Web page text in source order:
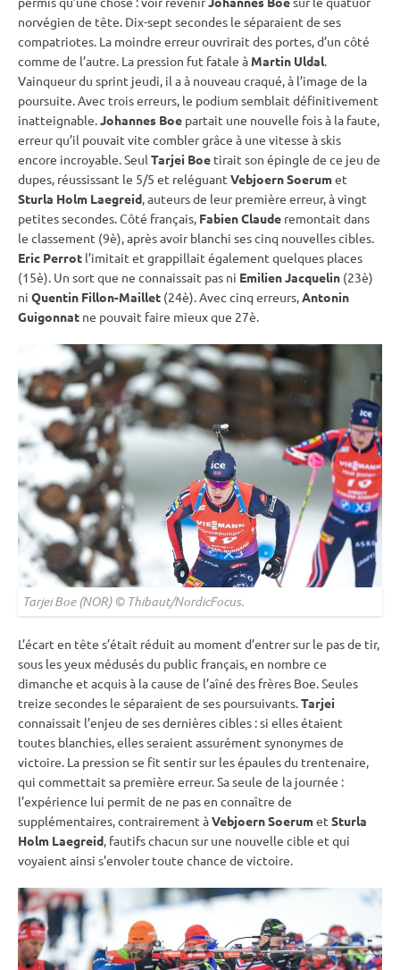
norvégien de tête. Dix-sept secondes le séparaient de ses
compatriotes. La moindre erreur ouvrirait des portes, d’un côté
comme de l’autre. La pression fut fatale à Martin Uldal.
Vainqueur du sprint jeudi, il a à nouveau craqué, à l’image de la
poursuite. Avec trois erreurs, le podium semblait définitivement
inatteignable.Johannes Boe partait une nouvelle fois à la faute,
erreur qu’il pouvait vite combler grâce à une vitesse à skis
encore incroyable. Seul Tarjei Boe tirait son épingle de ce jeu de
dupes, réussissant le 5/5 et reléguant Vebjoern Soerumet
Sturla Holm Laegreid, auteurs de leur première erreur, à vingt
petites secondes. Côté français, Fabien Claude remontait dans
le classement (9è), après avoir blanchi ses cinq nouvelles cibles.
Eric Perrot l’imitait et grappillait également quelques places
(15è). Un sort que ne connaissait pas ni Emilien Jacquelin (23è)
ni Quentin Fillon-Maillet (24è). Avec cinq erreurs,Antonin
Guigonnat ne pouvait faire mieux que 27è.
Tarjei Boe (NOR) © Thibaut/NordicFocus.
L’écart en tête s’était réduit au moment d’entrer sur le pas de tir,
sous les yeux médusés du public français, en nombre ce
dimanche et acquis à la cause de l’aîné des frères Boe. Seules
treize secondes le séparaient de ses poursuivants.Tarjei
connaissait l’enjeu de ses dernières cibles : si elles étaient
toutes blanchies, elles seraient assurément synonymes de
victoire. La pression se fit sentir sur les épaules du trentenaire,
qui commettait sa première erreur. Sa seule de la journée :
l’expérience lui permit de ne pas en connaître de
supplémentaires, contrairement àVebjoern Soerumet Sturla
Holm Laegreid, fautifs chacun sur une nouvelle cible et qui
voyaient ainsi s’envoler toute chance de victoire.